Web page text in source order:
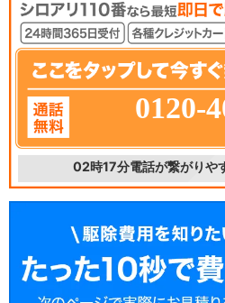
0120-
02時17分電話が繋がりや